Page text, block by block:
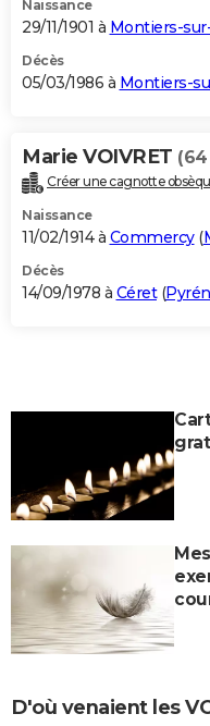
Naissance
29/11/1901 à Montiers-
Décès
05/03/1986 à Montiers-
Marie VOIVRET
Créer une cagnotte
Naissance
11/02/1914 à Commercy(
Décès
14/09/1978 à Céret(
D'où venaient les